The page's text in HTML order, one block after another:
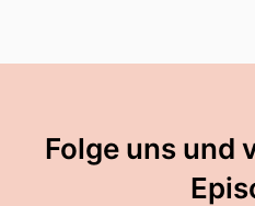
Folge uns und